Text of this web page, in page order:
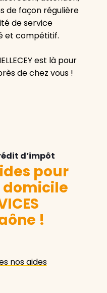
de façon régulière
de service
et compétitif.
est là pour
de chez vous !
d’impôt
pour
domicile
!
nos aides